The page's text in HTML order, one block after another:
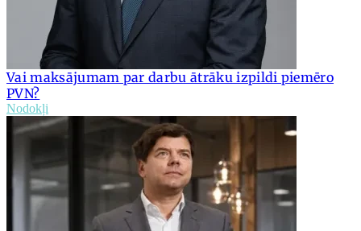
Vai maksājumam par darbu ātrāku izpildi piemēro
PVN?
Nodokļi